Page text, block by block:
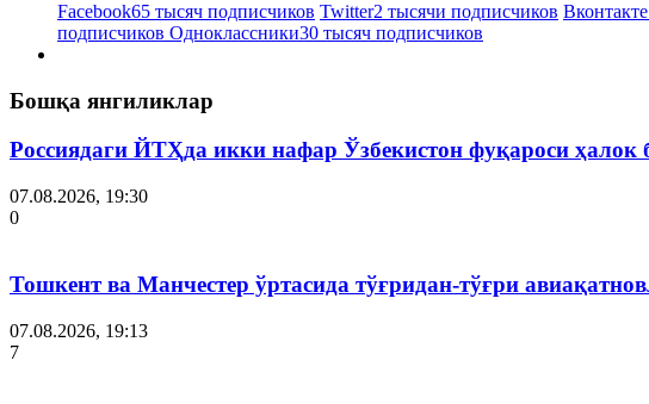
Facebook65 тысяч подписчиков Twitter2 тысячи подписчиков Вконтакте
подписчиков Одноклассники30 тысяч подписчиков
Бошқа янгиликлар
Россиядаги ЙТҲда икки нафар Ўзбекистон фуқароси ҳалок
07.08.2026, 19:30
0
Тошкент ва Манчестер ўртасида тўғридан-тўғри
07.08.2026, 19:13
7